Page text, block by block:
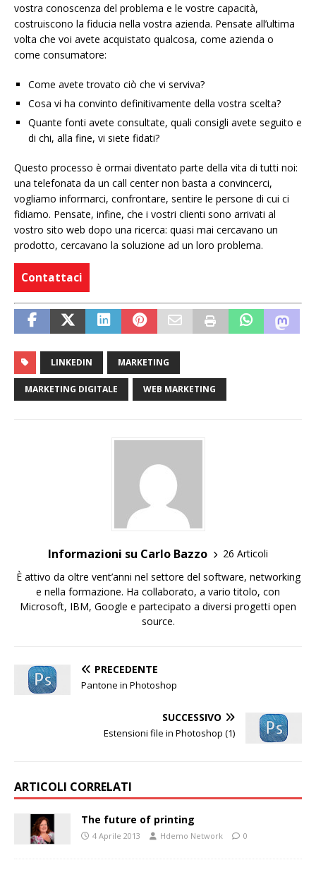
vostra conoscenza del problema e le vostre capacità,
costruiscono la fiducia nella vostra azienda. Pensate all’ultima
volta che voi avete acquistato qualcosa, come azienda o
come consumatore:
Come avete trovato ciò che vi serviva?
Cosa vi ha convinto definitivamente della vostra scelta?
Quante fonti avete consultate, quali consigli avete seguito e
di chi, alla fine, vi siete fidati?
Questo processo è ormai diventato parte della vita di tutti noi:
una telefonata da un call center non basta a convincerci,
vogliamo informarci, confrontare, sentire le persone di cui ci
fidiamo. Pensate, infine, che i vostri clienti sono arrivati al
vostro sito web dopo una ricerca: quasi mai cercavano un
prodotto, cercavano la soluzione ad un loro problema.
Contattaci
LINKEDIN MARKETING
MARKETING DIGITALE WEB MARKETING
Informazioni su Carlo Bazzo
26 Articoli
È attivo da oltre vent’anni nel settore del software, networking
e nella formazione. Ha collaborato, a vario titolo, con
Microsoft, IBM, Google e partecipato a diversi progetti open
source.
PRECEDENTE
Pantone in Photoshop
SUCCESSIVO
Estensioni file in Photoshop (1)
ARTICOLI CORRELATI
The future of printing
4 Aprile 2013 Hdemo Network 0